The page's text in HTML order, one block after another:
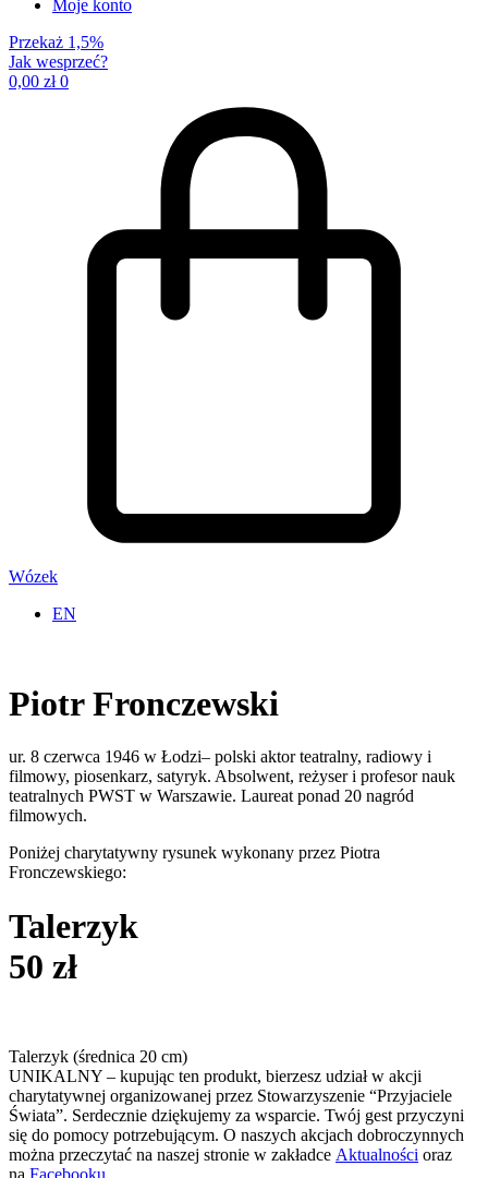
Moje konto
Przekaż 1,5%
Jak wesprzeć?
0,00 zł 0
Wózek
EN
Piotr Fronczewski
ur. 8 czerwca 1946 w Łodzi– polski aktor teatralny, radiowy i
filmowy, piosenkarz, satyryk. Absolwent, reżyser i profesor nauk
teatralnych PWST w Warszawie. Laureat ponad 20 nagród
filmowych.
Poniżej charytatywny rysunek wykonany przez Piotra
Fronczewskiego:
Talerzyk
50 zł
Talerzyk (średnica 20 cm)
UNIKALNY – kupując ten produkt, bierzesz udział w akcji
charytatywnej organizowanej przez Stowarzyszenie “Przyjaciele
Świata”. Serdecznie dziękujemy za wsparcie. Twój gest przyczyni
się do pomocy potrzebującym. O naszych akcjach dobroczynnych
można przeczytać na naszej stronie w zakładce Aktualności oraz